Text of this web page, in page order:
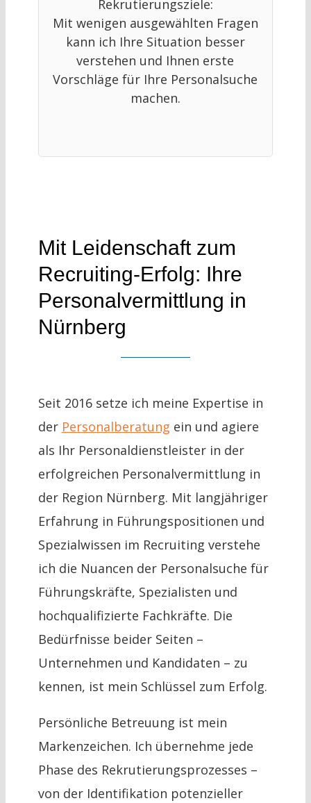
Rekrutierungsziele:
Mit wenigen ausgewählten Fragen
kann ich Ihre Situation besser
verstehen und Ihnen erste
Vorschläge für Ihre Personalsuche
machen.
Mit Leidenschaft zum
Recruiting-Erfolg: Ihre
Personalvermittlung in
Nürnberg
Seit 2016 setze ich meine Expertise in
der Personalberatung ein und agiere
als Ihr Personaldienstleister in der
erfolgreichen Personalvermittlung in
der Region Nürnberg. Mit langjähriger
Erfahrung in Führungspositionen und
Spezialwissen im Recruiting verstehe
ich die Nuancen der Personalsuche für
Führungskräfte, Spezialisten und
hochqualifizierte Fachkräfte. Die
Bedürfnisse beider Seiten –
Unternehmen und Kandidaten – zu
kennen, ist mein Schlüssel zum Erfolg.
Persönliche Betreuung ist mein
Markenzeichen. Ich übernehme jede
Phase des Rekrutierungsprozesses –
von der Identifikation potenzieller